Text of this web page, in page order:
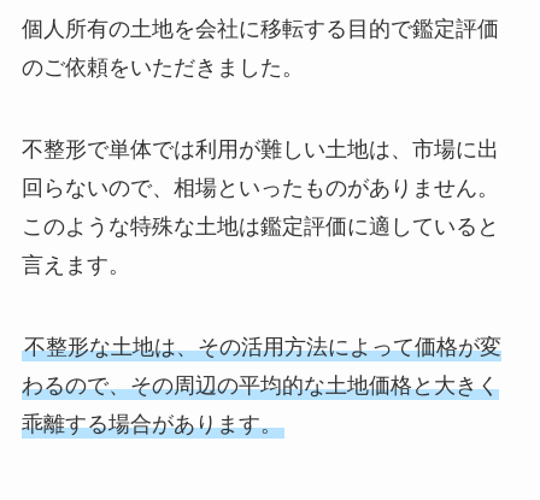
個人所有の土地を会社に移転する目的で鑑定評価
のご依頼をいただきました。
不整形で単体では利用が難しい土地は、市場に出
回らないので、相場といったものがありません。
このような特殊な土地は鑑定評価に適していると
言えます。
不整形な土地は、その活用方法によって価格が変
わるので、その周辺の平均的な土地価格と大きく
乖離する場合があります。